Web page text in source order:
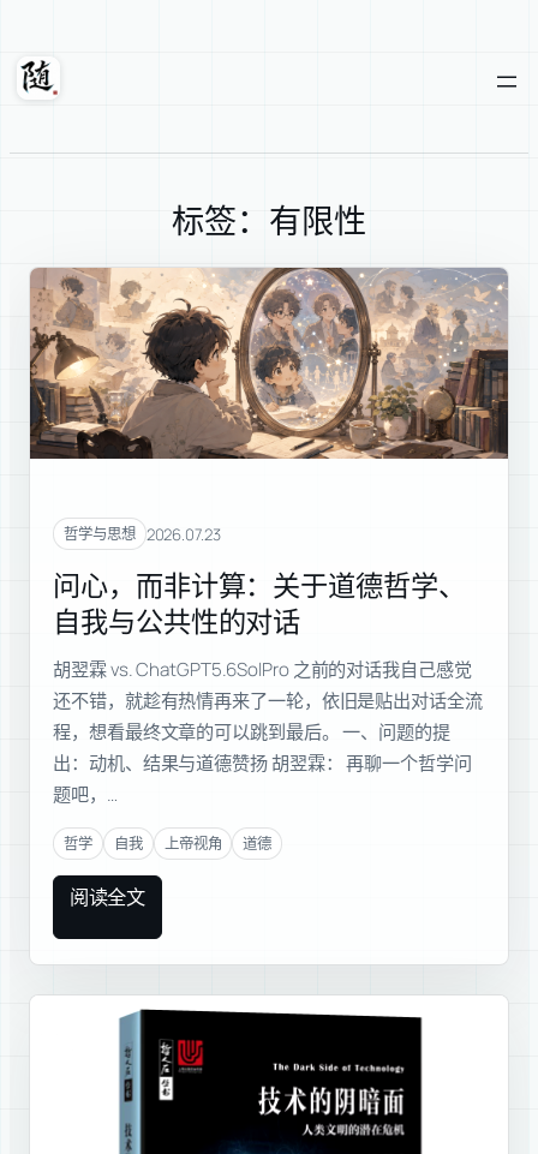
内
随轩
标签：有限性
哲学与思想 2026.07.23
问心，而非计算：关于道德哲学、
自我与公共性的对话
胡翌霖 vs. ChatGPT5.6SolPro 之前的对话我自己感觉
还不错，就趁有热情再来了一轮，依旧是贴出对话全流
程，想看最终文章的可以跳到最后。 一、问题的提
出：动机、结果与道德赞扬 胡翌霖： 再聊一个哲学问
题吧，…
哲学 自我 上帝视角 道德
阅读全文